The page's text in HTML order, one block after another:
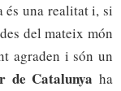
és una realitat i, si
del mateix món
agraden i són un
de Catalunya ha